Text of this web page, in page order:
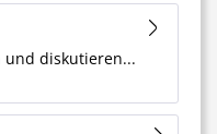
und diskutieren...